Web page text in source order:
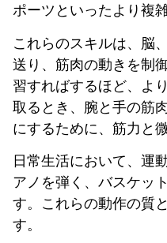
ポーツといったより複
これらのスキルは、脳
送り、筋肉の動きを制
習すればするほど、よ
取るとき、腕と手の筋
にするために、筋力と
日常生活において、運
アノを弾く、バスケッ
す。これらの動作の質
す。